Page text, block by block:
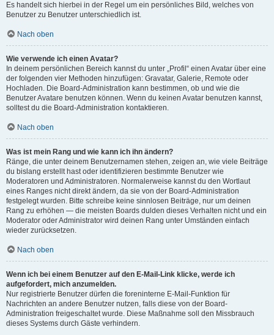
Es handelt sich hierbei in der Regel um ein persönliches Bild, welches von
Benutzer zu Benutzer unterschiedlich ist.
Nach oben
Wie verwende ich einen Avatar?
In deinem persönlichen Bereich kannst du unter „Profil“ einen Avatar über eine
der folgenden vier Methoden hinzufügen: Gravatar, Galerie, Remote oder
Hochladen. Die Board-Administration kann bestimmen, ob und wie die
Benutzer Avatare benutzen können. Wenn du keinen Avatar benutzen kannst,
solltest du die Board-Administration kontaktieren.
Nach oben
Was ist mein Rang und wie kann ich ihn ändern?
Ränge, die unter deinem Benutzernamen stehen, zeigen an, wie viele Beiträge
du bislang erstellt hast oder identifizieren bestimmte Benutzer wie
Moderatoren und Administratoren. Normalerweise kannst du den Wortlaut
eines Ranges nicht direkt ändern, da sie von der Board-Administration
festgelegt wurden. Bitte schreibe keine sinnlosen Beiträge, nur um deinen
Rang zu erhöhen — die meisten Boards dulden dieses Verhalten nicht und ein
Moderator oder Administrator wird deinen Rang unter Umständen einfach
wieder zurücksetzen.
Nach oben
Wenn ich bei einem Benutzer auf den E-Mail-Link klicke, werde ich
aufgefordert, mich anzumelden.
Nur registrierte Benutzer dürfen die foreninterne E-Mail-Funktion für
Nachrichten an andere Benutzer nutzen, falls diese von der Board-
Administration freigeschaltet wurde. Diese Maßnahme soll den Missbrauch
dieses Systems durch Gäste verhindern.